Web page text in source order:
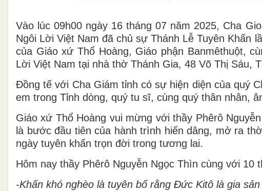
Vào lúc 09h00 ngày 16 tháng 07 năm 2025, Cha
Ngôi Lời Việt Nam đã chủ sự Thánh Lễ Tuyên Khấn
của Giáo xứ Thổ Hoàng, Giáo phận Banmêthuột,
Lời Việt Nam tại nhà thờ Thánh Gia, 48 Võ Thị Sáu,
Đồng tế với Cha Giám tỉnh có sự hiện diện của quý
em trong Tỉnh dòng, quý tu sĩ, cùng quý thân nhân,
Giáo xứ Thổ Hoàng vui mừng với thầy Phêrô
là bước đầu tiên của hành trình hiến dâng, mở ra
ngày tuyên khấn trọn đời trong tương lai.
Hôm nay thầy Phêrô Nguyễn Ngọc Thìn cùng với 10
-Khấn khó nghèo là tuyên bố rằng Đức Kitô là gia sản